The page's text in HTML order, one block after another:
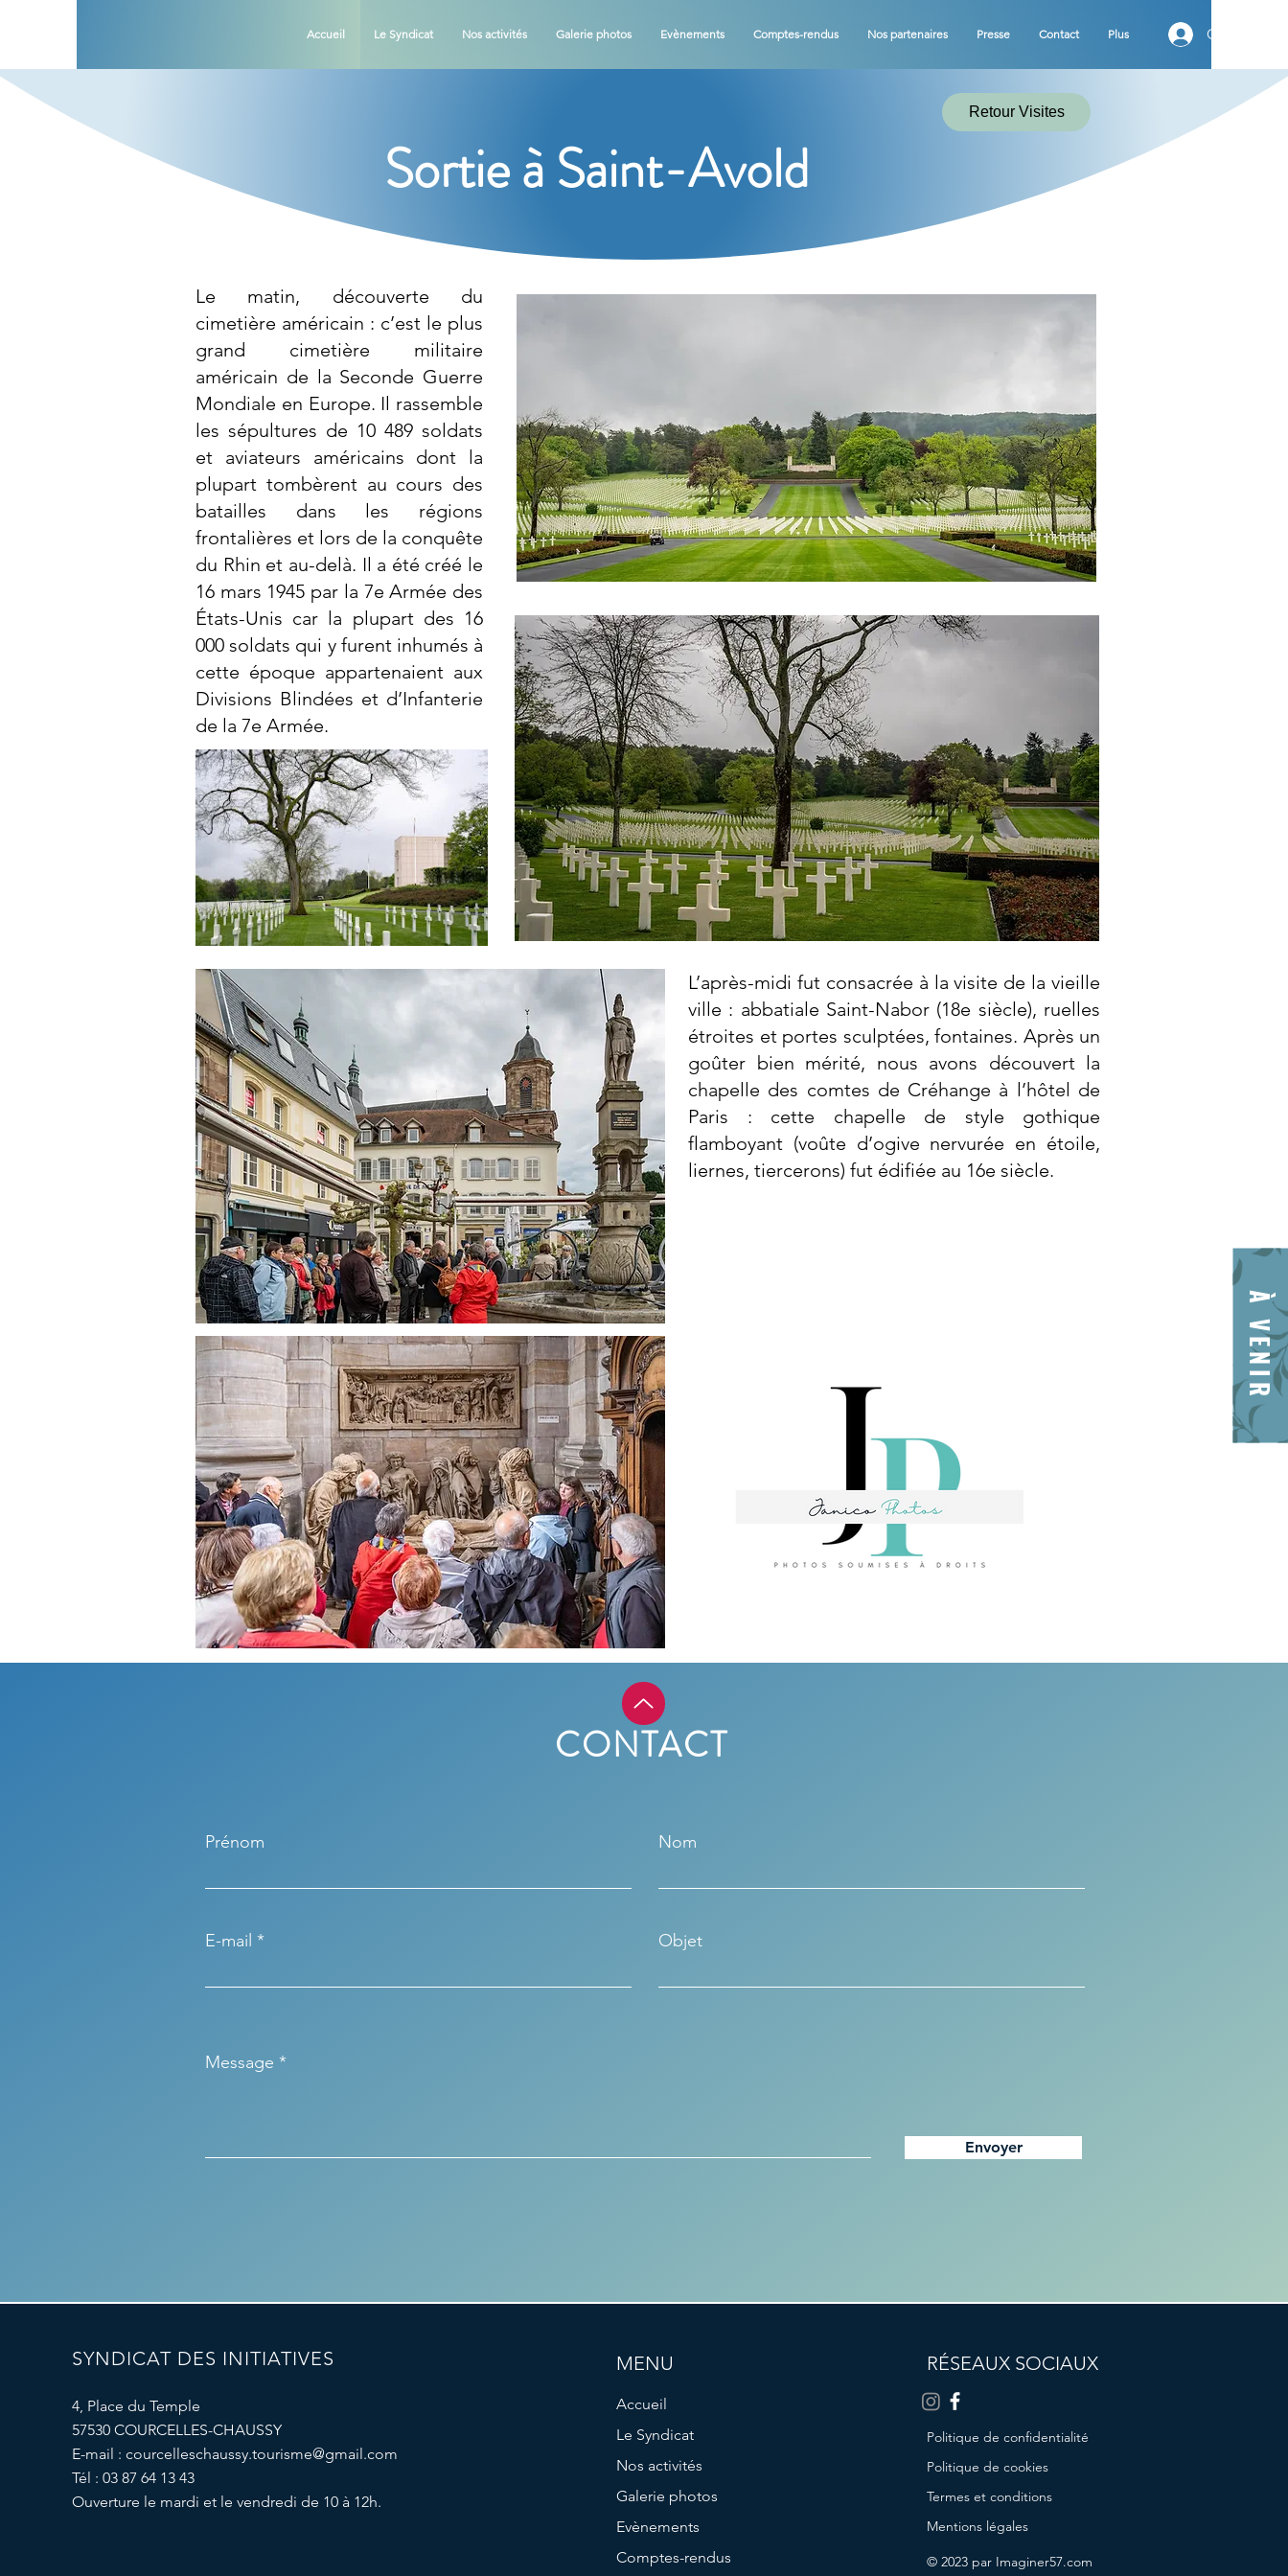
Accueil Le Syndicat Nos activités Galerie photos Evènements Comptes-rendus Nos partenaires Presse Contact Plus Connexion
À VENIR
Retour Visites
Sortie à Saint-Avold
Le matin, découverte du
cimetière américain : c’est le plus
grand cimetière militaire
américain de la Seconde Guerre
Mondiale en Europe. Il rassemble
les sépultures de 10 489 soldats
et aviateurs américains dont la
plupart tombèrent au cours des
batailles dans les régions
frontalières et lors de la conquête
du Rhin et au-delà. Il a été créé le
16 mars 1945 par la 7e Armée des
États-Unis car la plupart des 16
000 soldats qui y furent inhumés à
cette époque appartenaient aux
Divisions Blindées et d’Infanterie
de la 7e Armée.
L’après-midi fut consacrée à la visite de la vieille
ville : abbatiale Saint-Nabor (18e siècle), ruelles
étroites et portes sculptées, fontaines. Après un
goûter bien mérité, nous avons découvert la
chapelle des comtes de Créhange à l’hôtel de
Paris : cette chapelle de style gothique
flamboyant (voûte d’ogive nervurée en étoile,
liernes, tiercerons) fut édifiée au 16e siècle.
CONTACT
Prénom Nom
E-mail Objet
Message
Envoyer
SYNDICAT DES INITIATIVES
4, Place du Temple
57530 COURCELLES-CHAUSSY
E-mail : courcelleschaussy.tourisme@gmail.com
Tél : 03 87 64 13 43
Ouverture le mardi et le vendredi de 10 à 12h.
MENU
Accueil
Le Syndicat
Nos activités
Galerie photos
Evènements
Comptes-rendus
RÉSEAUX SOCIAUX
Politique de confidentialité
Politique de cookies
Termes et conditions
Mentions légales
© 2023 par Imaginer57.com